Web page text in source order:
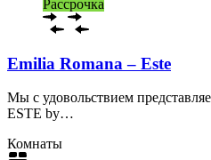
Рассрочка
Emilia Romana – Este
Мы с удовольствием
ESTE by…
Комнаты